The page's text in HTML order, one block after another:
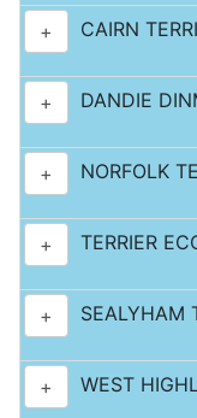
+ CAIRN
+ DANDIE
+ NORFOLK
+ TERRIER
+ SEALYHAM
+ WEST